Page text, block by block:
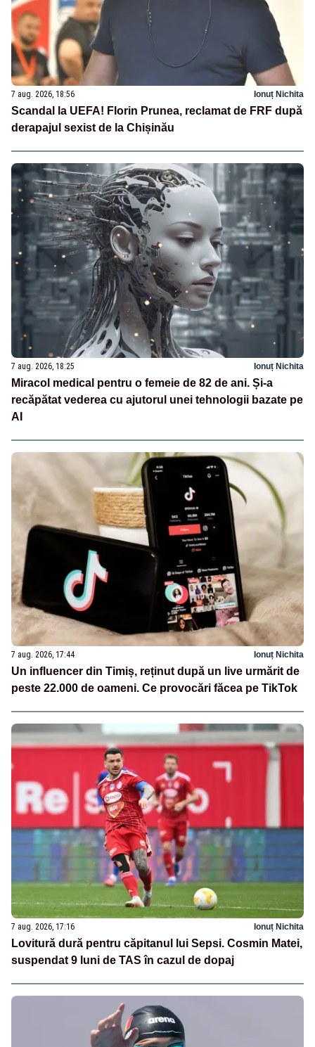
7 aug. 2026, 18:56 Ionuț Nichita
Scandal la UEFA! Florin Prunea, reclamat de FRF după
derapajul sexist de la Chișinău
7 aug. 2026, 18:25 Ionuț Nichita
Miracol medical pentru o femeie de 82 de ani. Și-a
recăpătat vederea cu ajutorul unei tehnologii bazate pe
AI
7 aug. 2026, 17:44 Ionuț Nichita
Un influencer din Timiș, reținut după un live urmărit de
peste 22.000 de oameni. Ce provocări făcea pe TikTok
7 aug. 2026, 17:16 Ionuț Nichita
Lovitură dură pentru căpitanul lui Sepsi. Cosmin Matei,
suspendat 9 luni de TAS în cazul de dopaj